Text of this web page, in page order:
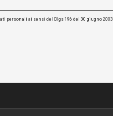
personali ai sensi del Dlgs 196 del 30 giugno 2003